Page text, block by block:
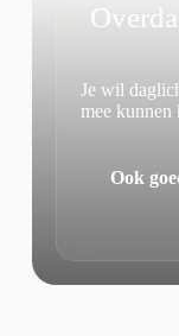
Je wil
mee kunnen
Ook